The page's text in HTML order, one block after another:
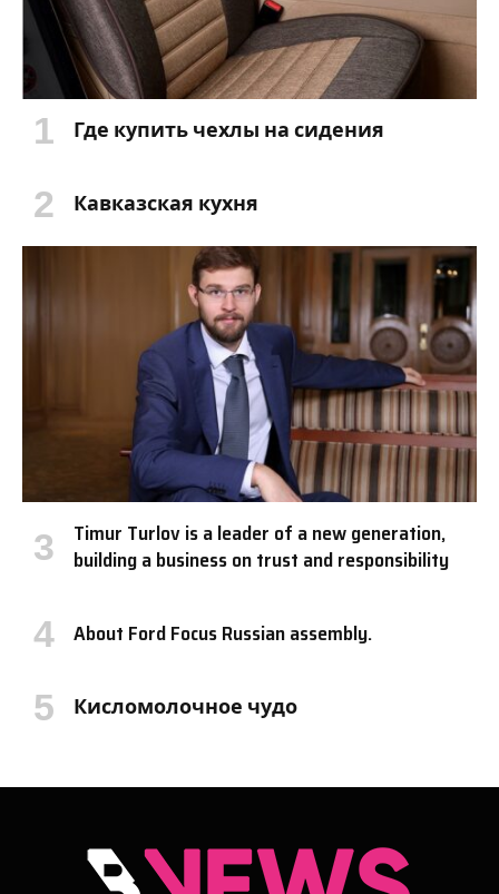
Где купить чехлы на сидения
Кавказская кухня
Timur Turlov is a leader of a new generation,
building a business on trust and responsibility
About Ford Focus Russian assembly.
Кисломолочное чудо